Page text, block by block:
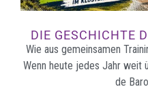
DIE GESCHICHTE
Wie aus gemeinsamen
Wenn heute jedes Jahr weit
de